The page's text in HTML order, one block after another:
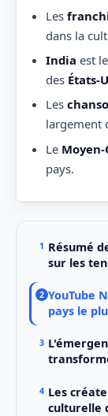
Les
dans la
India est
des États-
Les
largement
Le
pays.
Résumé
sur les
YouTube
pays le
Les
culturelle